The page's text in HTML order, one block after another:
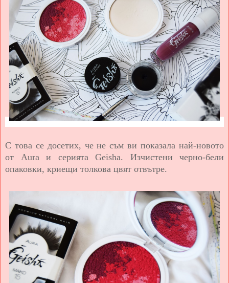
С това се досетих, че не съм ви показала най-новото
от Aura и серията Geisha. Изчистени черно-бели
опаковки, криещи толкова цвят отвътре.